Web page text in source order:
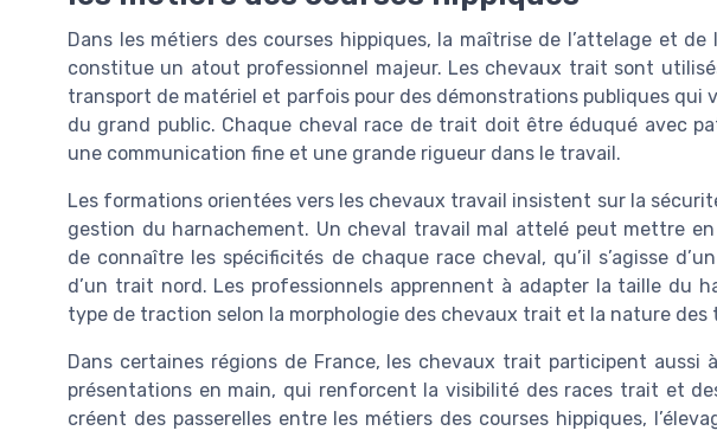
Dans les métiers des courses hippiques, la maîtrise de l’attelage et
constitue un atout professionnel majeur. Les chevaux trait sont
transport de matériel et parfois pour des démonstrations publiques qui
du grand public. Chaque cheval race de trait doit être éduqué avec
une communication fine et une grande rigueur dans le travail.
Les formations orientées vers les chevaux travail insistent sur la
gestion du harnachement. Un cheval travail mal attelé peut mettre en
de connaître les spécificités de chaque race cheval, qu’il s’agisse
d’un trait nord. Les professionnels apprennent à adapter la taille du
type de traction selon la morphologie des chevaux trait et la nature des
Dans certaines régions de France, les chevaux trait participent aussi
présentations en main, qui renforcent la visibilité des races trait et
créent des passerelles entre les métiers des courses hippiques,